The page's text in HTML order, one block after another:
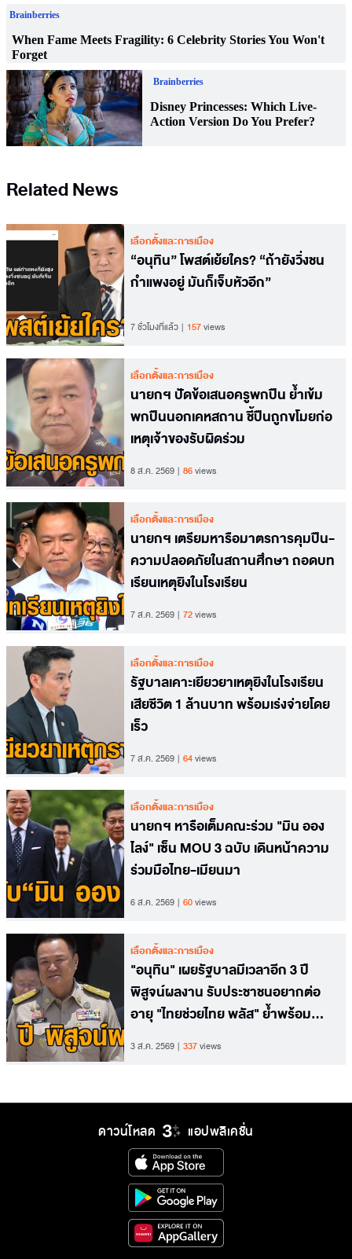
Related News
เลือกตั้งและการเมือง
“อนุทิน” โพสต์เย้ยใคร? “ถ้ายังวิ่งชน
กำแพงอยู่ มันก็เจ็บหัวอีก”
7 ชั่วโมงที่แล้ว 157views
เลือกตั้งและการเมือง
นายกฯ ปัดข้อเสนอครูพกปืน ย้ำเข้ม
พกปืนนอกเคหสถาน ชี้ปืนถูกขโมยก่อ
เหตุเจ้าของรับผิดร่วม
8 ส.ค. 2569 86views
เลือกตั้งและการเมือง
นายกฯ เตรียมหารือมาตรการคุมปืน-
ความปลอดภัยในสถานศึกษา ถอดบท
เรียนเหตุยิงในโรงเรียน
7 ส.ค. 2569 72views
เลือกตั้งและการเมือง
รัฐบาลเคาะเยียวยาเหตุยิงในโรงเรียน
เสียชีวิต 1 ล้านบาท พร้อมเร่งจ่ายโดย
เร็ว
7 ส.ค. 2569 64views
เลือกตั้งและการเมือง
นายกฯ หารือเต็มคณะร่วม "มิน ออง
ไลง์" เซ็น MOU 3 ฉบับ เดินหน้าความ
ร่วมมือไทย-เมียนมา
6 ส.ค. 2569 60views
เลือกตั้งและการเมือง
"อนุทิน" เผยรัฐบาลมีเวลาอีก 3 ปี
พิสูจน์ผลงาน รับประชาชนอยากต่อ
อายุ "ไทยช่วยไทย พลัส" ย้ำพร้อม
3 ส.ค. 2569 337views
ดาวน์โหลด แอปพลิเคชั่น